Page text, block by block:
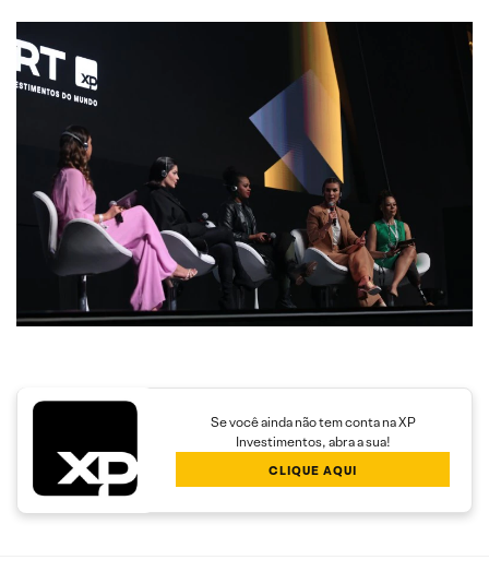
Se você ainda não tem conta na XP
Investimentos, abra a sua!
CLIQUE AQUI